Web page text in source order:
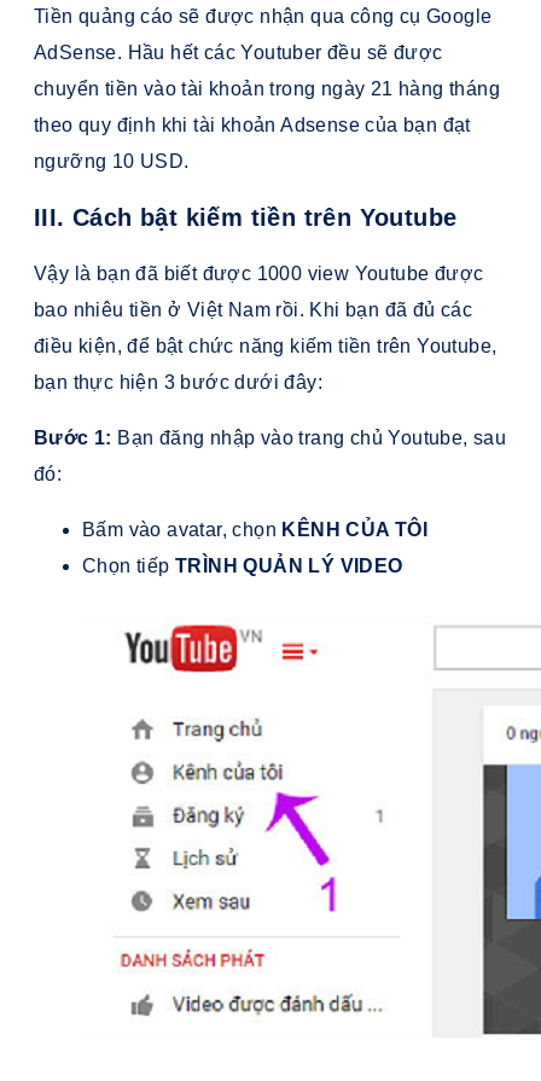
Tiền quảng cáo sẽ được nhận qua công cụ Google
AdSense. Hầu hết các Youtuber đều sẽ được
chuyển tiền vào tài khoản trong ngày 21 hàng tháng
theo quy định khi tài khoản Adsense của bạn đạt
ngưỡng 10 USD.
III. Cách bật kiếm tiền trên Youtube
Vậy là bạn đã biết được 1000 view Youtube được
bao nhiêu tiền ở Việt Nam rồi. Khi bạn đã đủ các
điều kiện, để bật chức năng kiếm tiền trên Youtube,
bạn thực hiện 3 bước dưới đây:
Bước 1: Bạn đăng nhập vào trang chủ Youtube, sau
đó:
Bấm vào avatar, chọn KÊNH CỦA TÔI
Chọn tiếp TRÌNH QUẢN LÝ VIDEO